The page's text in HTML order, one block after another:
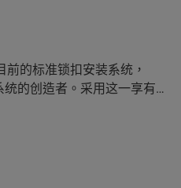
前的标准锁扣安装系统，
统的创造者。采用这一享有
，毫不费力地将您的木板